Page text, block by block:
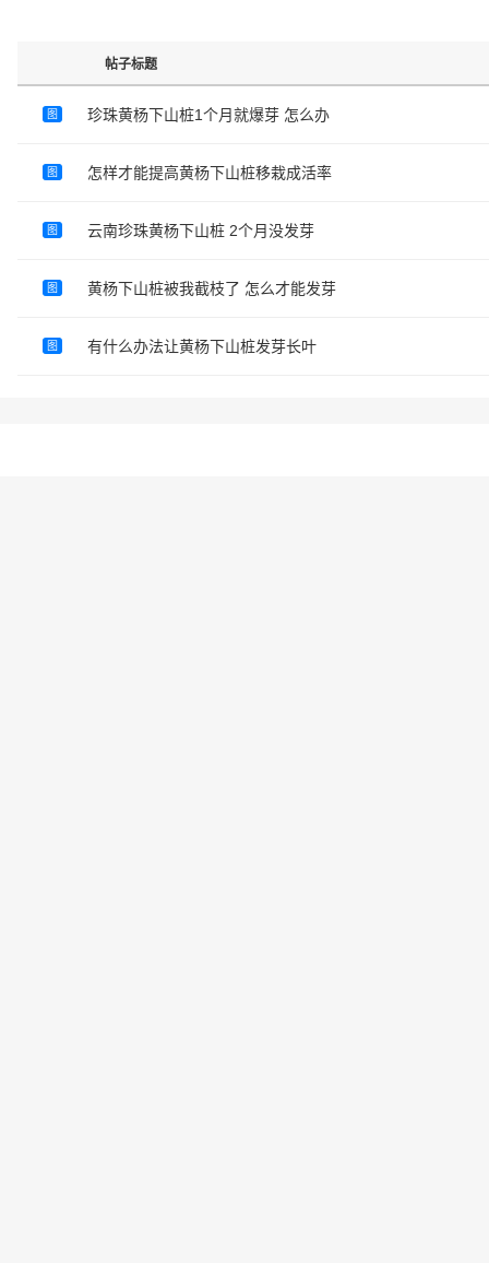
帖子标题
图 珍珠黄杨下山桩1个月就爆芽 怎么办
图 怎样才能提高黄杨下山桩移栽成活率
图 云南珍珠黄杨下山桩 2个月没发芽
图 黄杨下山桩被我截枝了 怎么才能发芽
图 有什么办法让黄杨下山桩发芽长叶